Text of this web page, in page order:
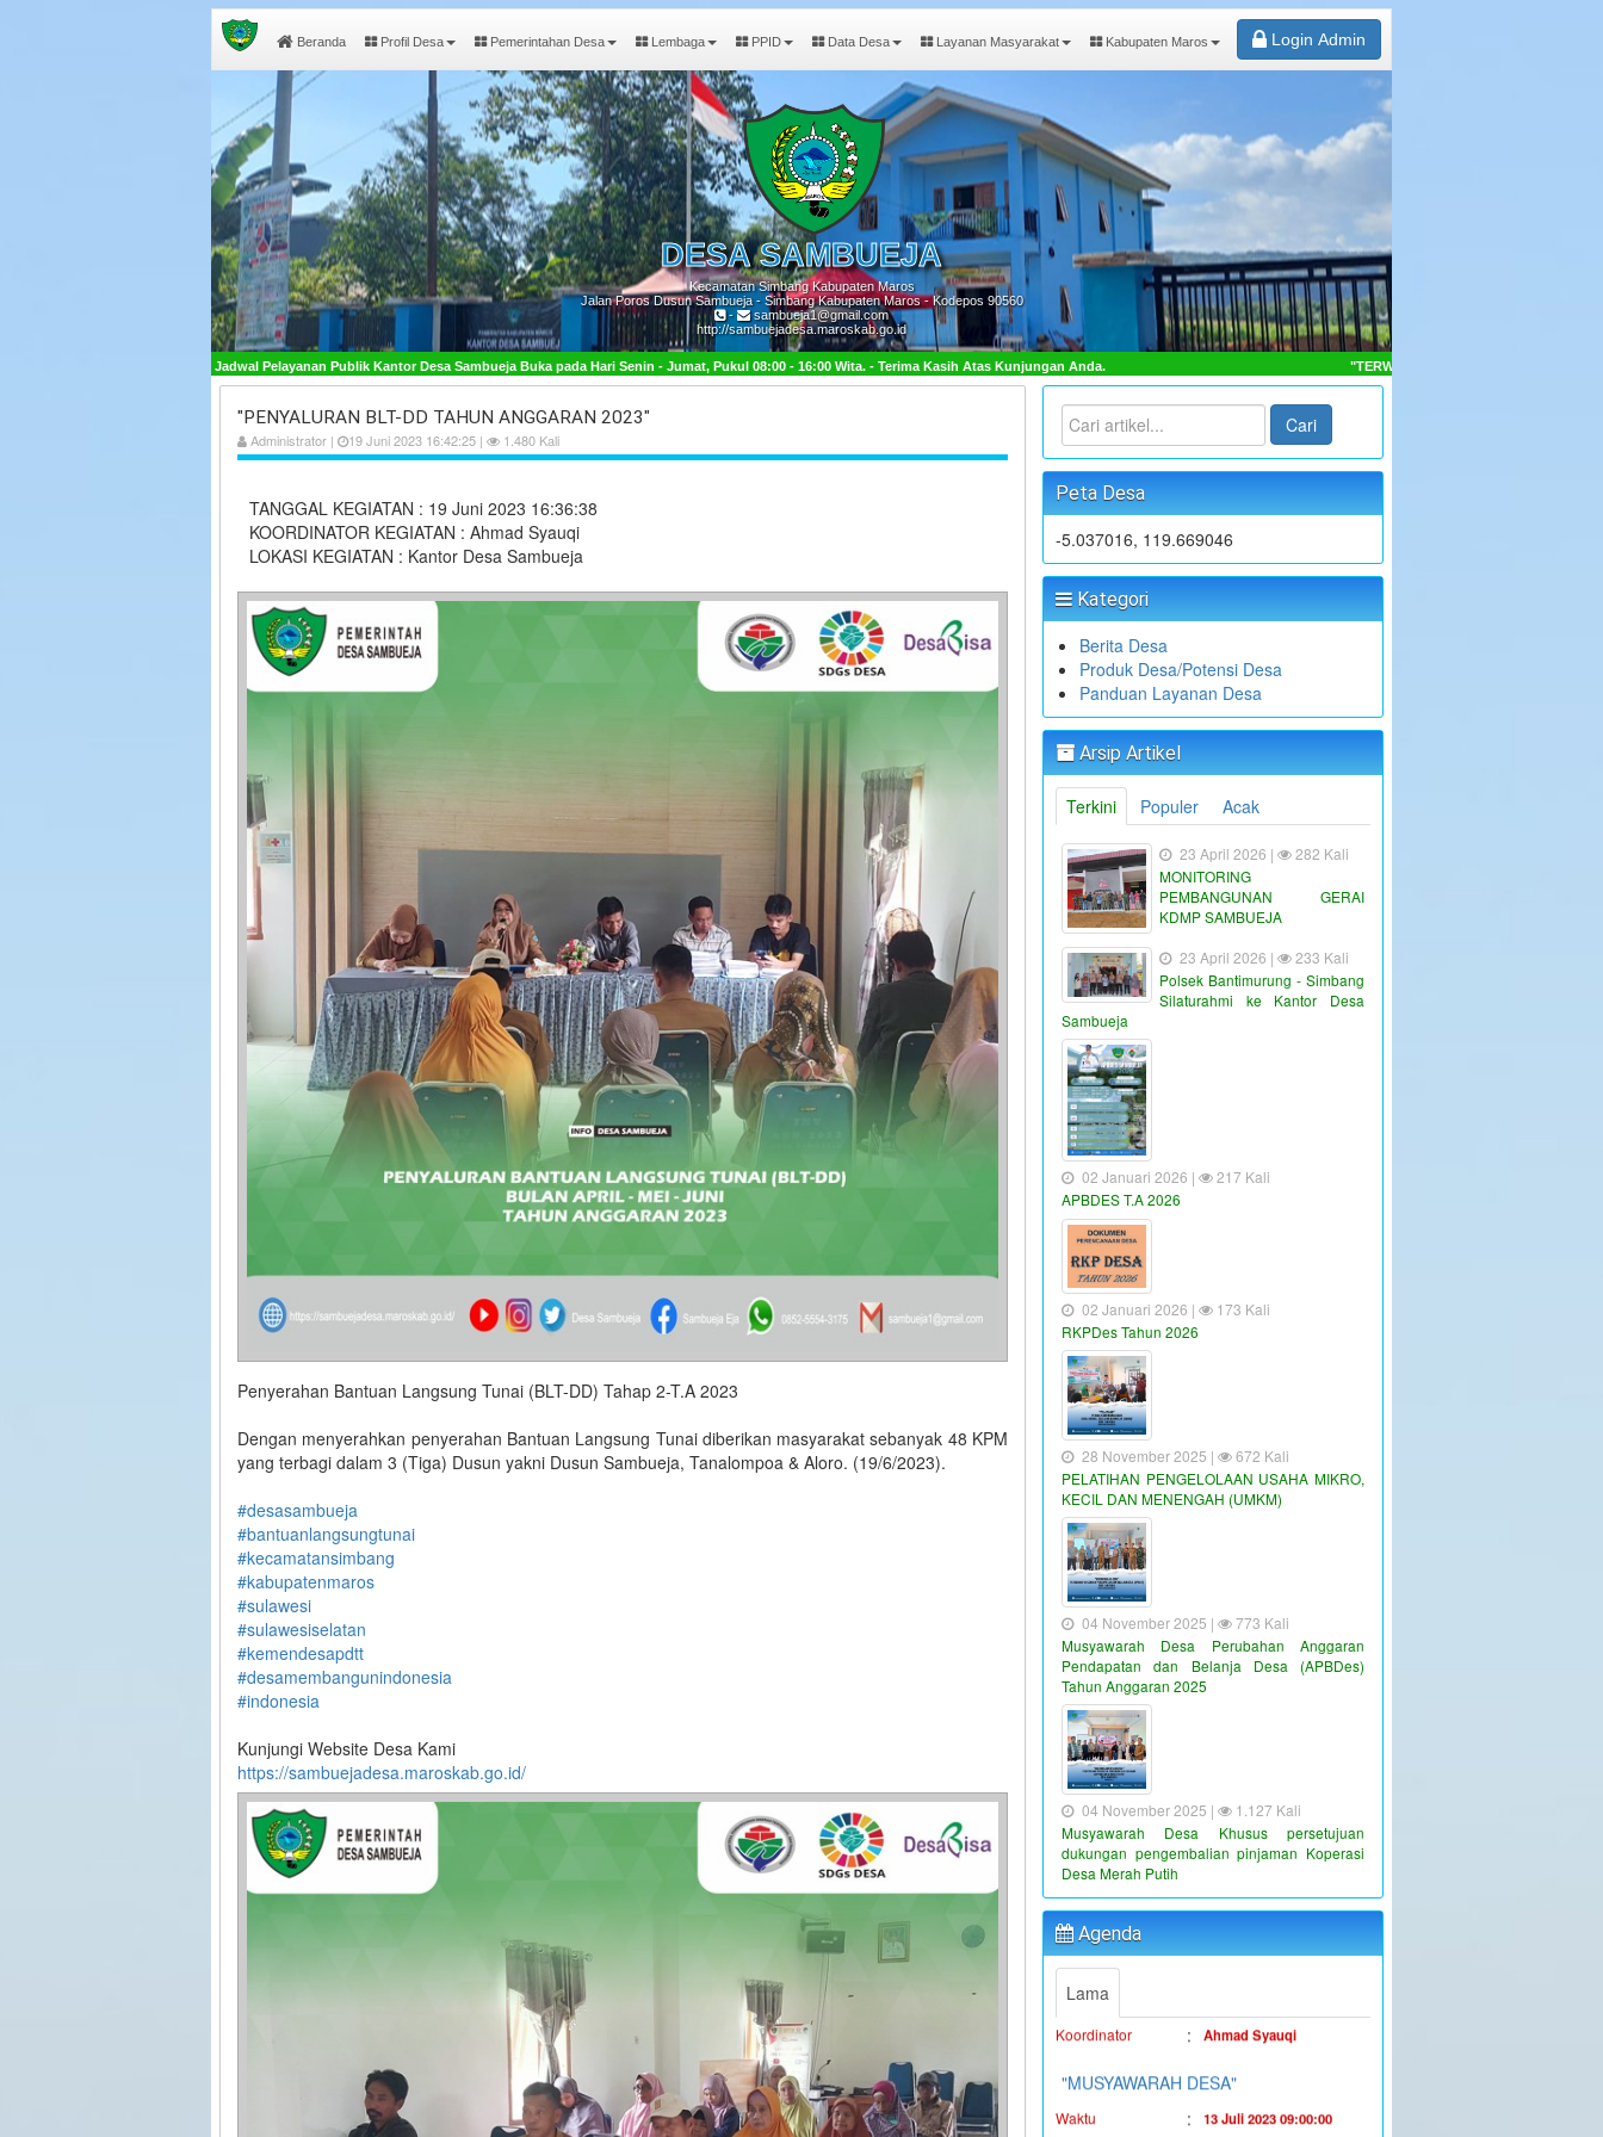
Beranda Profil Desa Pemerintahan Desa Lembaga PPID Data Desa Layanan Masyarakat Kabupaten Maros Login Admin
DESASAMBUEJA
Kecamatan Simbang Kabupaten Maros
Jalan Poros Dusun Sambueja - Simbang Kabupaten Maros - Kodepos 90560
-
sambueja1@gmail.com
http://sambuejadesa.maroskab.go.id
Publik Kantor Desa Sambueja Buka pada Hari Senin - Jumat, Pukul 08:00 - 16:00 Wita. - Terima Kasih Atas Kunjungan Anda. "TERWUJUDNYA MASYARAKAT DESA SAMBUEJA LEBIH SEJAHTERA"
"PENYALURAN BLT-DD TAHUN ANGGARAN 2023"
Administrator | 19 Juni 2023 16:42:25 | 1.480 Kali
TANGGAL KEGIATAN : 19 Juni 2023 16:36:38
KOORDINATOR KEGIATAN : Ahmad Syauqi
LOKASI KEGIATAN : Kantor Desa Sambueja
Penyerahan Bantuan Langsung Tunai (BLT-DD) Tahap 2-T.A 2023
Dengan menyerahkan penyerahan Bantuan Langsung Tunai diberikan masyarakat sebanyak 48 KPM
yang terbagi dalam 3 (Tiga) Dusun yakni Dusun Sambueja, Tanalompoa & Aloro. (19/6/2023).
#desasambueja
#bantuanlangsungtunai
#kecamatansimbang
#kabupatenmaros
#sulawesi
#sulawesiselatan
#kemendesapdtt
#desamembangunindonesia
#indonesia
Kunjungi Website Desa Kami
https://sambuejadesa.maroskab.go.id/
Cari
Peta Desa
-5.037016, 119.669046
Kategori
Berita Desa
Produk Desa/Potensi Desa
Panduan Layanan Desa
Arsip Artikel
Terkini Populer Acak
23 April 2026 |
282 Kali
MONITORING
PEMBANGUNAN GERAI
KDMP SAMBUEJA
23 April 2026 |
233 Kali
Polsek Bantimurung - Simbang
Silaturahmi ke Kantor Desa
Sambueja
02 Januari 2026 |
217 Kali
APBDES T.A 2026
02 Januari 2026 |
173 Kali
RKPDes Tahun 2026
28 November 2025 |
672 Kali
PELATIHAN PENGELOLAAN USAHA MIKRO,
KECIL DAN MENENGAH (UMKM)
04 November 2025 |
773 Kali
Musyawarah Desa Perubahan Anggaran
Pendapatan dan Belanja Desa (APBDes)
Tahun Anggaran 2025
04 November 2025 |
1.127 Kali
Musyawarah Desa Khusus persetujuan
dukungan pengembalian pinjaman Koperasi
Desa Merah Putih
Agenda
Lama
"PENYALURAN BLT-DD TAHUN
ANGGARAN 2023"
Waktu : 19 Juni 2023 16:36:38
Lokasi : Kantor Desa Sambueja
Koordinator
"MUSYAWARAH DESA"
Waktu : 13 Juli 2023 09:00:00
JUFRI (SEKDES
SAMBUEJA)